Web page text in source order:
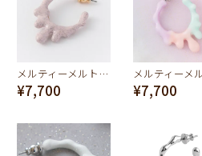
メルティーメルト フープピアス(ストロベリーチョコレート)
¥7,700 ¥7,700